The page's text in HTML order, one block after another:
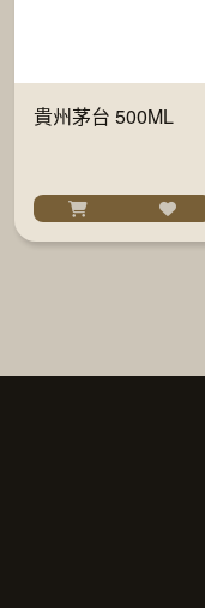
貴州茅台 500ML